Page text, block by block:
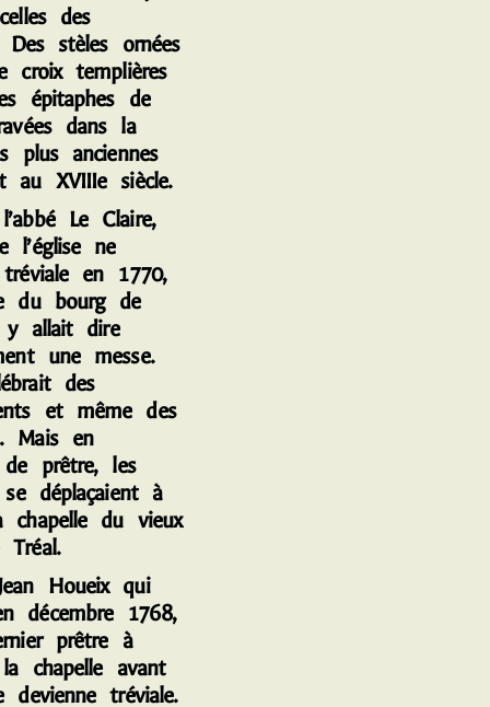
des
Des stèles ornées
croix templières
épitaphes de
dans la
plus anciennes
au XVIIIe siècle.
Le Claire,
l’église ne
tréviale en 1770,
du bourg de
y allait dire
une messe.
des
et même des
Mais en
de prêtre, les
se déplaçaient à
du vieux
Tréal.
Houeix qui
décembre 1768,
prêtre à
chapelle avant
devienne tréviale.